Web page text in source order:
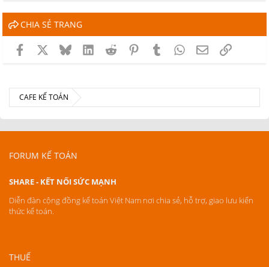
CHIA SẺ TRANG
Facebook BlueskyLinkedInReddit PinterestTumblrWhatsApp
EmailLink
CAFE KẾ TOÁN
FORUM KẾ TOÁN
SHARE - KẾT NỐI SỨC MẠNH
Diễn đàn cộng đồng kế toán Việt Nam nơi chia sẻ, hỗ trợ, giao lưu kiến
thức kế toán.
THUẾ